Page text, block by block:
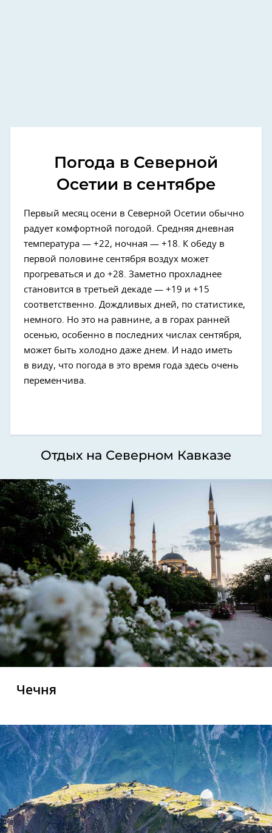
Погода в Северной
Осетии в сентябре
Первый месяц осени в Северной Осетии обычно
радует комфортной погодой. Средняя дневная
температура — +22, ночная — +18. К обеду в
первой половине сентября воздух может
прогреваться и до +28. Заметно прохладнее
становится в третьей декаде — +19 и +15
соответственно. Дождливых дней, по статистике,
немного. Но это на равнине, а в горах ранней
осенью, особенно в последних числах сентября,
может быть холодно даже днем. И надо иметь
в виду, что погода в это время года здесь очень
переменчива.
Отдых на Северном Кавказе
Чечня